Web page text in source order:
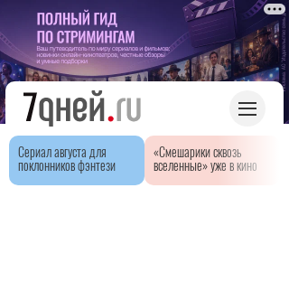
Сериал августа для
поклонников фэнтези
«Смешарики сквозь
вселенные» уже в кино